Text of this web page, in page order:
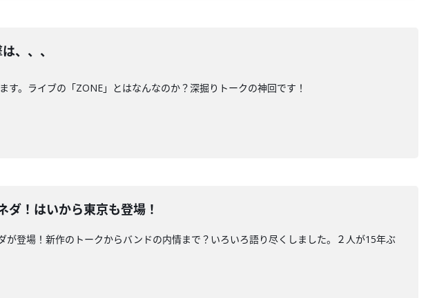
、、、
。ライブの「ZONE」とはなんなのか？深掘りトークの神回です！
！はいから東京も登場！
登場！新作のトークからバンドの内情まで？いろいろ語り尽くしました。２人が15年ぶ